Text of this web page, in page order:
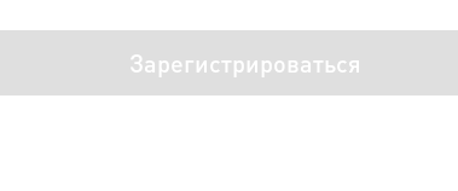
Зарегистрироваться